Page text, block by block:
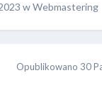
wWebmastering
Opublikowano 30